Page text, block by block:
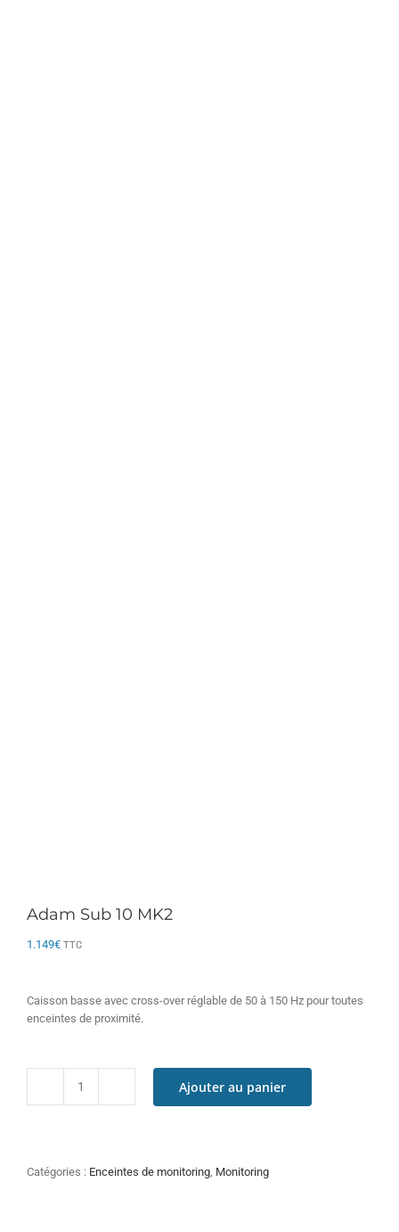
Adam Sub 10 MK2
1.149€ TTC
Caisson basse avec cross-over réglable de 50 à 150 Hz pour toutes
enceintes de proximité.
quantité
10
Ajouter au panier
Catégories : Enceintes de monitoring, Monitoring